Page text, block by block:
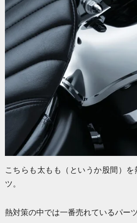
こちらも太もも（というか股間）
ツ。
熱対策の中では一番売れているパーツ